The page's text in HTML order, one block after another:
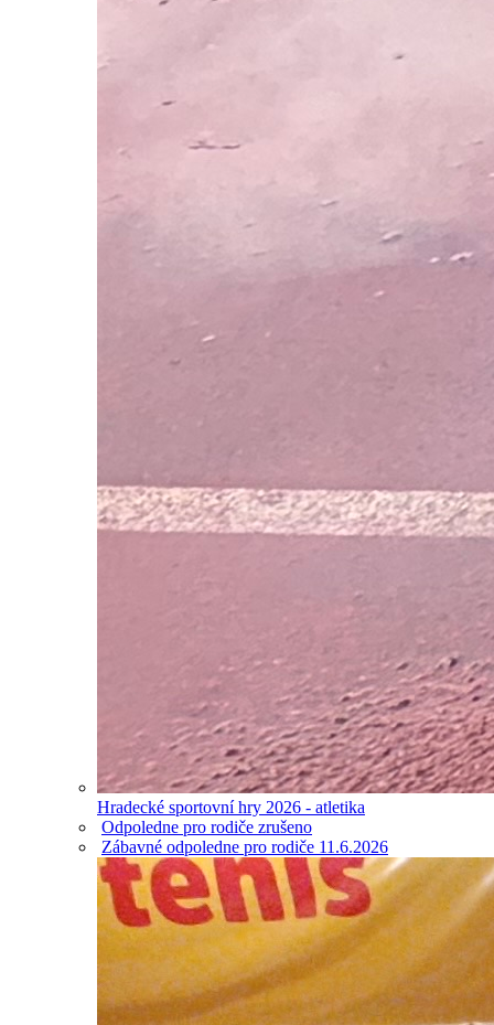
Hradecké sportovní hry 2026 - atletika
Odpoledne pro rodiče zrušeno
Zábavné odpoledne pro rodiče 11.6.2026